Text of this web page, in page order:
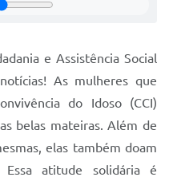
e Assistência Social
As mulheres que
do Idoso (CCI)
belas mateiras. Além de
elas também doam
atitude solidária é